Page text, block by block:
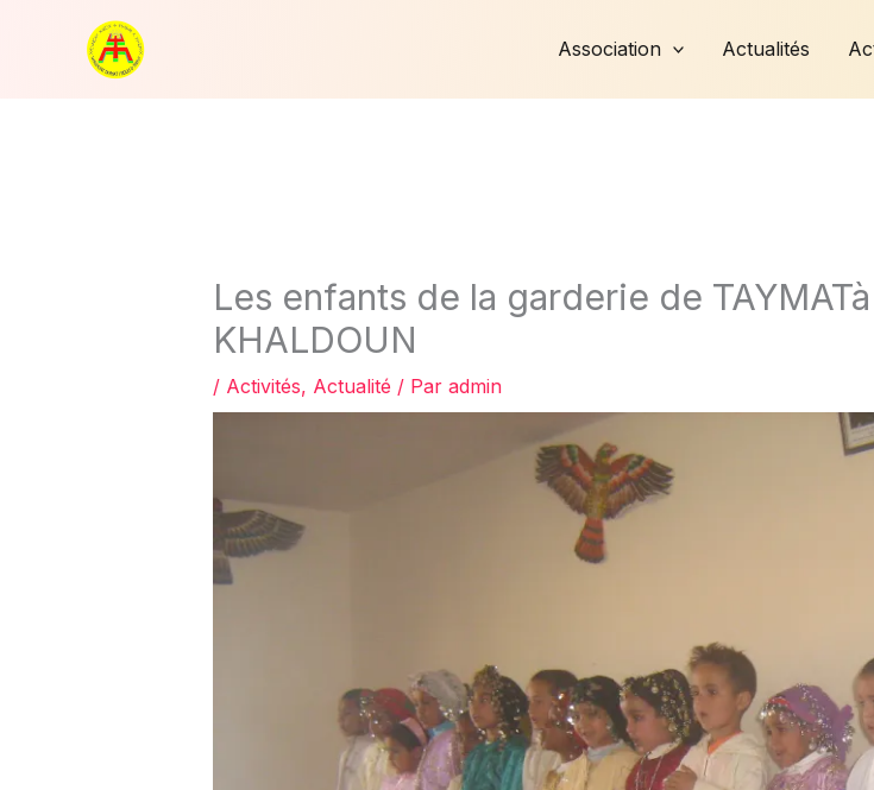
Association Actualités
Les enfants de la garderie de
KHALDOUN
/ Activités, Actualité / Par admin